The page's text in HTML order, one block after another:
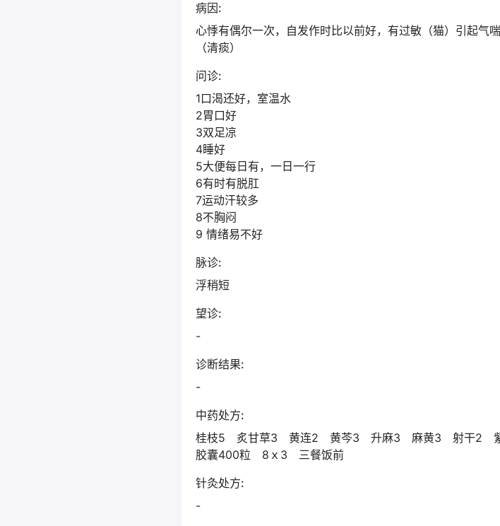
病因:
心悸有偶尔一次，自发作时比以前好，有过敏（猫）引起气
（清痰）
问诊:
1口渴还好，室温水
2胃口好
3双足凉
4睡好
5大便每日有，一日一行
6有时有脱肛
7运动汗较多
8不胸闷
9 情绪易不好
脉诊:
浮稍短
望诊:
-
诊断结果:
-
中药处方:
桂枝5 炙甘草3 黄连2 黄芩3 升麻3 麻黄3 射干2
胶囊400粒 8ｘ3 三餐饭前
针灸处方:
-